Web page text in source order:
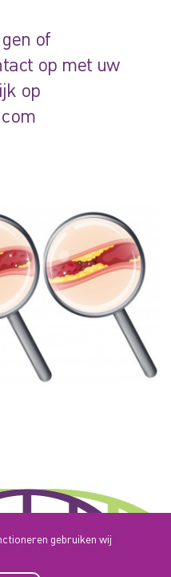
of
op met uw
op
gebruiken wij